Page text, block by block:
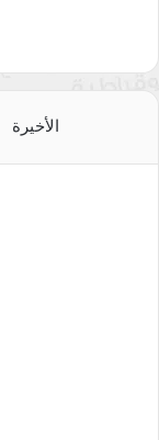
الأخيرة